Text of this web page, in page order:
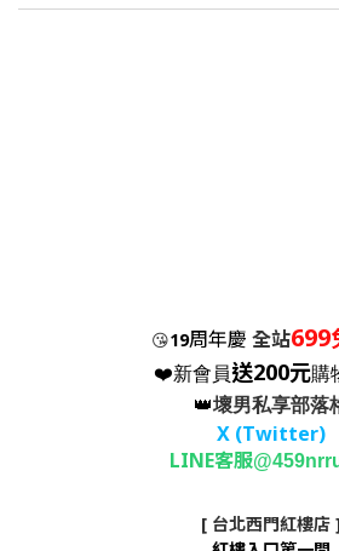
😘19周年慶 全站699
❤️新會員送200元購
👑壞男私享部落
X (Twitter)
LINE客服
[ 台北西門紅樓店